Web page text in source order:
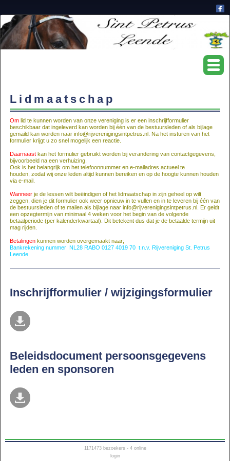
Lidmaatschap
Omlid te kunnen worden van onze vereniging is er een inschrijfformulier
beschikbaar dat ingeleverd kan worden bij één van de bestuursleden of als bijlage
gemaild kan worden naar info@rijverenigingsintpetrus.nl. Na het insturen van het
formulier krijgt u zo snel mogelijk een reactie.
Daarnaastkan het formulier gebruikt worden bij verandering van contactgegevens,
bijvoorbeeld na een verhuizing.
Ook is het belangrijk om het telefoonnummer en e-mailadres actueel te
houden, zodat wij onze leden altijd kunnen bereiken en op de hoogte kunnen houden
via e-mail.
Wanneerje de lessen wilt beëindigen of het lidmaatschap in zijn geheel op wilt
zeggen, dien je dit formulier ook weer opnieuw in te vullen en in te leveren bij één van
de bestuursleden of te mailen als bijlage naar info@rijverenigingsintpetrus.nl.
Er geldt
een opzegtermijn van minimaal 4 weken voor het begin van de volgende
betaalperiode (per kalenderkwartaal).
Dit betekent dus dat je de betaalde termijn uit
mag rijden.
Betalingenkunnen worden overgemaakt naar;
Bankrekening nummer NL28 RABO 0127 4019 70 t.n.v. Rijvereniging St. Petrus
Leende
Inschrijfformulier / wijzigingsformulier
Beleidsdocument persoonsgegevens
leden en sponsoren
1171473bezoekers - 4 online
login